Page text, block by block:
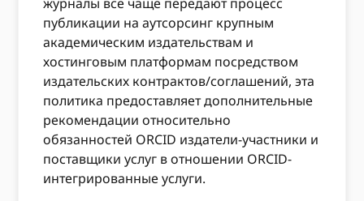
публикации на аутсорсинг крупным
академическим издательствам и
хостинговым платформам посредством
издательских контрактов/соглашений, эта
политика предоставляет дополнительные
рекомендации относительно
обязанностей ORCID издатели-участники и
поставщики услуг в отношении ORCID-
интегрированные услуги.